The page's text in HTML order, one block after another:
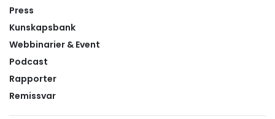
Press
Kunskapsbank
Webbinarier & Event
Podcast
Rapporter
Remissvar